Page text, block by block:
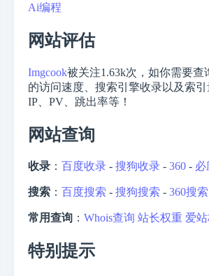
Ai编程
网站评估
Imgcook被关注1.63k次，如你需要查
的访问速度、搜索引擎收录以及索
IP、PV、跳出率等！
网站查询
收录 ： 百度收录 - 搜狗收录 - 360 - 必
搜索 ： 百度搜索 - 搜狗搜索 - 360搜索
常用查询 ： Whois查询 站长权重 爱
特别提示